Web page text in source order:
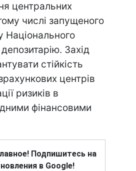
центральних
числі запущеного
Національного
Захід
стійкість
центрів
ризиків в
фінансовими
Подпишитесь на
в Google!